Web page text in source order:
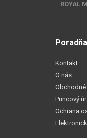
ROYAL
Kontakt
O nás
Puncový
Ochrana